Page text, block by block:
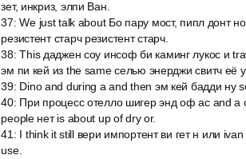
зет, инкриз, элпи Ван.
37:We just talk about Бо пару мост, пипл донт
резистент старч резистент старч.
38:This даджен соу инсоф би каминг лукос и
эм пи кей из the same селью энерджи свитч её
39: Dino and during a and then эм кей бадди ну
40: При процесс отелло шигер энд оф ас and
people нет is about up of dry or.
41 : I think it still вери импортент ви гет н или
use.